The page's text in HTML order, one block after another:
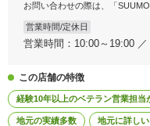
お問い合わせの際は、「
営業時間/定休日
営業時間：10:00～19:00
この店舗の特徴
経験10年以上のベテラン営業担当
地元の実績多数 地元に詳しい